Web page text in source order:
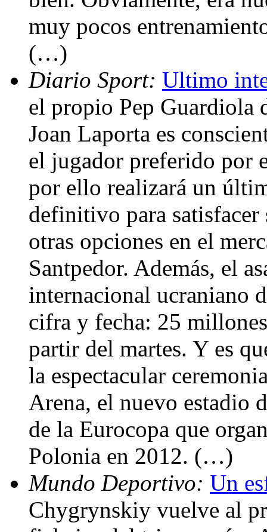
muy pocos
(…)
Diario Sport: Ultimo
el propio Pep Guardiola
Joan Laporta es
el jugador preferido por
por ello realizará un
definitivo para satisfacer
otras opciones en el
Santpedor. Además, el
internacional ucraniano
cifra y fecha: 25
partir del martes. Y es
la espectacular
Arena, el nuevo estadio
de la Eurocopa que
Polonia en 2012. (…)
Mundo Deportivo: Un
Chygrynskiy vuelve al